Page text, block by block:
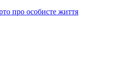
про особисте життя